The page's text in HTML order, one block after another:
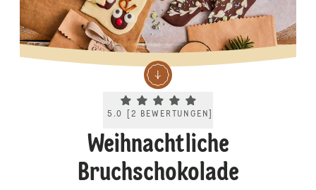
Current rating 5.0. Click to rate.
5.0 2 BEWERTUNGEN
Weihnachtliche
Bruchschokolade